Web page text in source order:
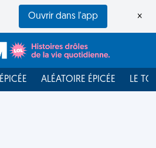
Ouvrir dans l'app ×
ÉPICÉE ALÉATOIRE ÉPICÉE LE